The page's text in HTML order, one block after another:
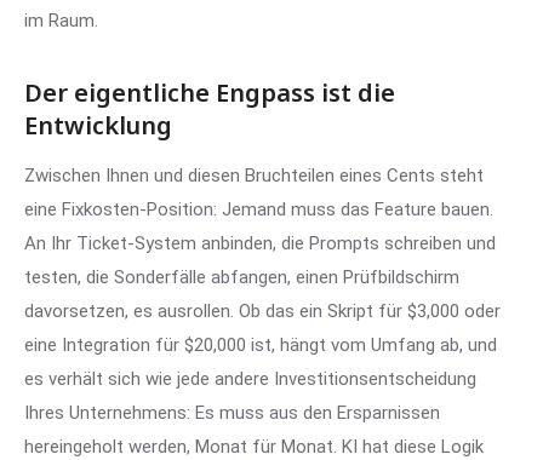
im Raum.
Der eigentliche Engpass ist die
Entwicklung
Zwischen Ihnen und diesen Bruchteilen eines Cents steht
eine Fixkosten-Position: Jemand muss das Feature bauen.
An Ihr Ticket-System anbinden, die Prompts schreiben und
testen, die Sonderfälle abfangen, einen Prüfbildschirm
davorsetzen, es ausrollen. Ob das ein Skript für $3,000 oder
eine Integration für $20,000 ist, hängt vom Umfang ab, und
es verhält sich wie jede andere Investitionsentscheidung
Ihres Unternehmens: Es muss aus den Ersparnissen
hereingeholt werden, Monat für Monat. KI hat diese Logik